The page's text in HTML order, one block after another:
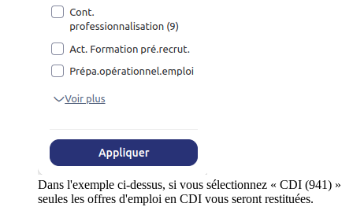
Dans l'exemple ci-dessus, si vous sélectionnez « CDI (941) »
seules les offres d'emploi en CDI vous seront restituées.